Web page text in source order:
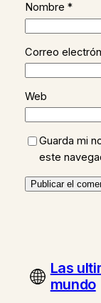
Nombre *
Correo
Web
Guarda mi
este
Las
mundo